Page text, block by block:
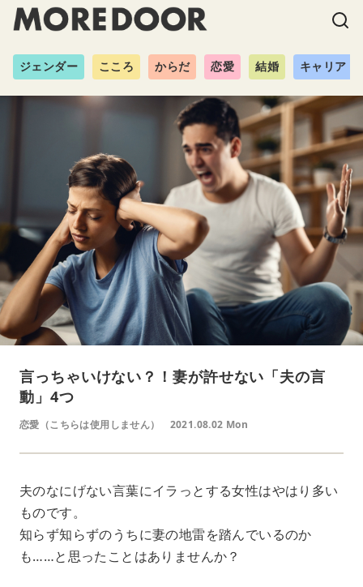
ジェンダー こころ からだ 恋愛 結婚 キャリア
言っちゃいけない？！妻が許せない「夫の言
動」4つ
恋愛（こちらは使用しません） 2021.08.02 Mon
夫のなにげない言葉にイラっとする女性はやはり多い
ものです。
知らず知らずのうちに妻の地雷を踏んでいるのか
も……と思ったことはありませんか？